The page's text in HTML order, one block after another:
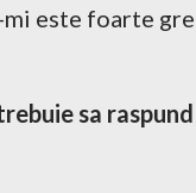
este foarte
sa